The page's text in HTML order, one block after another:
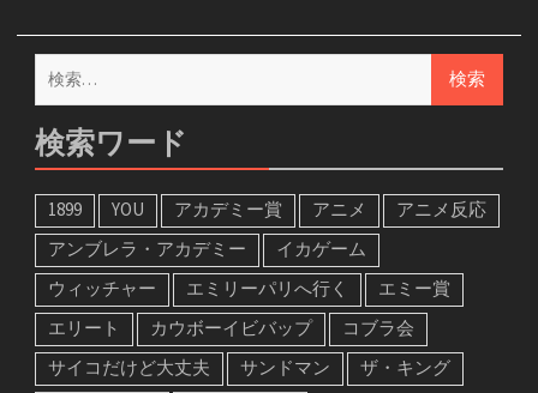
検
索:
検索ワード
1899 YOU アカデミー賞 アニメ
アニメ反応
アンブレラ・アカデミー
イカゲーム
ウィッチャー
エミリーパリへ行く
エミー賞
エリート
カウボーイビバップ
コブラ会
サイコだけど大丈夫
サンドマン
ザ・キング